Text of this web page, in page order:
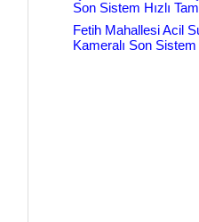
Son Sistem Hızlı
Fetih Mahallesi Acil
Kameralı Son Sistem